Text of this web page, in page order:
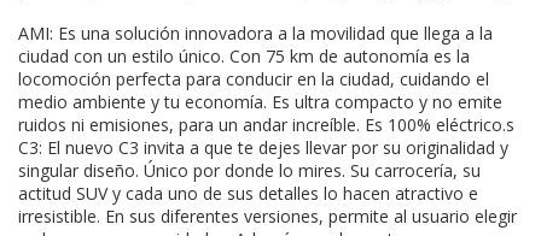
AMI: Es una solución innovadora a la movilidad que llega a la
ciudad con un estilo único. Con 75 km de autonomía es la
locomoción perfecta para conducir en la ciudad, cuidando el
medio ambiente y tu economía. Es ultra compacto y no emite
ruidos ni emisiones, para un andar increíble. Es 100% eléctrico.s
C3: El nuevo C3 invita a que te dejes llevar por su originalidad y
singular diseño. Único por donde lo mires. Su carrocería, su
actitud SUV y cada uno de sus detalles lo hacen atractivo e
irresistible. En sus diferentes versiones, permite al usuario elegir